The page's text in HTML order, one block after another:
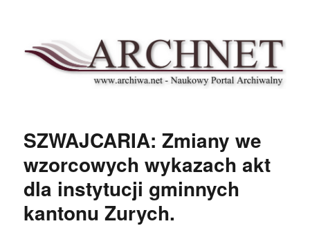
Archnet
SZWAJCARIA: Zmiany we
wzorcowych wykazach akt
dla instytucji gminnych
kantonu Zurych.